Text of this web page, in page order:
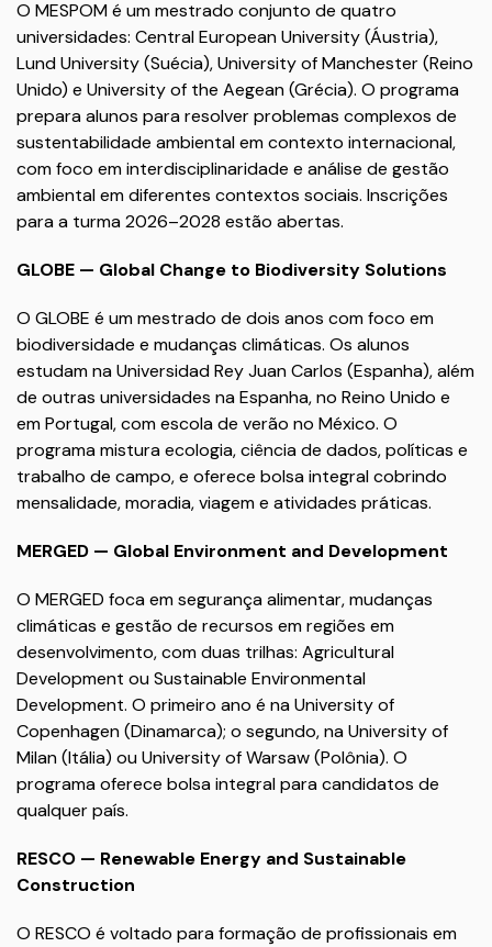
O MESPOM é um mestrado conjunto de quatro
universidades: Central European University (Áustria),
Lund University (Suécia), University of Manchester (Reino
Unido) e University of the Aegean (Grécia). O programa
prepara alunos para resolver problemas complexos de
sustentabilidade ambiental em contexto internacional,
com foco em interdisciplinaridade e análise de gestão
ambiental em diferentes contextos sociais. Inscrições
para a turma 2026–2028 estão abertas.
GLOBE — Global Change to Biodiversity Solutions
O GLOBE é um mestrado de dois anos com foco em
biodiversidade e mudanças climáticas. Os alunos
estudam na Universidad Rey Juan Carlos (Espanha), além
de outras universidades na Espanha, no Reino Unido e
em Portugal, com escola de verão no México. O
programa mistura ecologia, ciência de dados, políticas e
trabalho de campo, e oferece bolsa integral cobrindo
mensalidade, moradia, viagem e atividades práticas.
MERGED — Global Environment and Development
O MERGED foca em segurança alimentar, mudanças
climáticas e gestão de recursos em regiões em
desenvolvimento, com duas trilhas: Agricultural
Development ou Sustainable Environmental
Development. O primeiro ano é na University of
Copenhagen (Dinamarca); o segundo, na University of
Milan (Itália) ou University of Warsaw (Polônia). O
programa oferece bolsa integral para candidatos de
qualquer país.
RESCO — Renewable Energy and Sustainable
Construction
O RESCO é voltado para formação de profissionais em